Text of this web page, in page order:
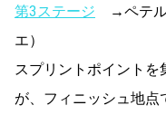
第3ステージ →ペテル
エ）
スプリントポイントを
が、フィニッシュ地